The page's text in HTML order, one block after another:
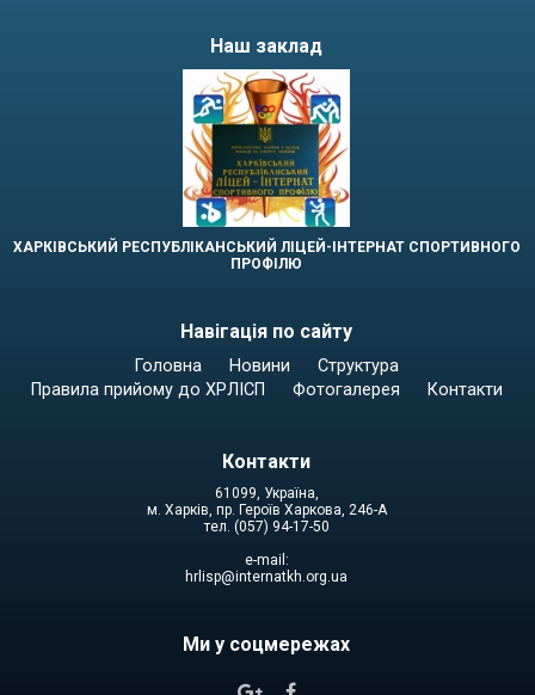
Наш заклад
ХАРКІВСЬКИЙ РЕСПУБЛІКАНСЬКИЙ ЛІЦЕЙ-ІНТЕРНАТ СПОРТИВНОГО
ПРОФІЛЮ
Навігація по сайту
Головна Новини
Структура
Правила прийому до ХРЛІСП
Фотогалерея Контакти
Контакти
61099, Україна,
м. Харків, пр. Героїв Харкова, 246-А
тел. (057) 94-17-50
e-mail:
hrlisp@internatkh.org.ua
Ми у соцмережах